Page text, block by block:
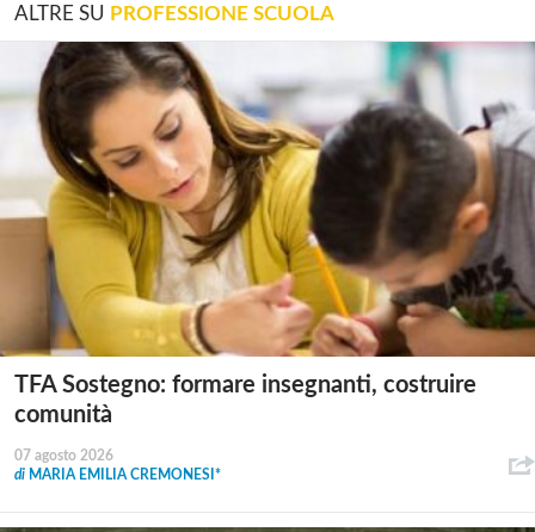
ALTRE SU PROFESSIONE SCUOLA
TFA Sostegno: formare insegnanti, costruire
comunità
07 agosto 2026
di MARIA EMILIA CREMONESI*